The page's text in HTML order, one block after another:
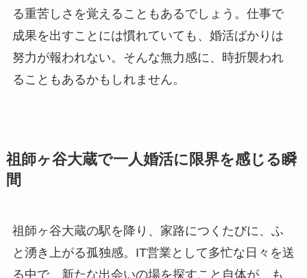
る重苦しさを覚えることもあるでしょう。仕事で
成果を出すことには慣れていても、婚活ばかりは
努力が報われない。そんな無力感に、時折襲われ
ることもあるかもしれません。
祖師ヶ谷大蔵で一人婚活に限界を感じる瞬
間
祖師ヶ谷大蔵の駅を降り、家路につくたびに、ふ
と湧き上がる孤独感。IT営業として多忙な日々を送
る中で、新たな出会いの場を探すこと自体が、も